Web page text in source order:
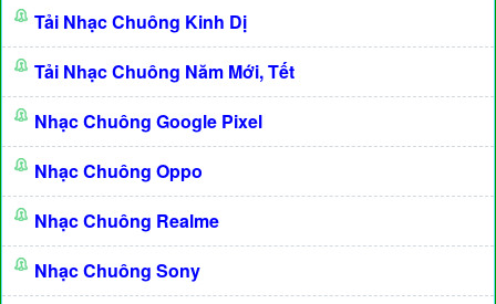
Tải Nhạc Chuông Kinh Dị
Tải Nhạc Chuông Năm Mới, Tết
Nhạc Chuông Google Pixel
Nhạc Chuông Oppo
Nhạc Chuông Realme
Nhạc Chuông Sony